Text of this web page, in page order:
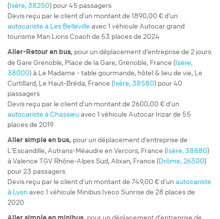
(Isère, 38250) pour 45 passagers
Devis reçu par le client d’un montant de 1890,00 € d’un
autocariste à Les Belleville avec 1 véhicule Autocar grand
tourisme Man Lions Coach de 53 places de 2024
Aller-Retouren bus, pour undéplacement d'entreprise de 2 jours
de Gare Grenoble, Place de la Gare, Grenoble, France (Isère,
38000) à Le Madame - table gourmande, hôtel & lieu de vie, Le
Curtillard, Le Haut-Bréda, France (Isère, 38580) pour 40
passagers
Devis reçu par le client d’un montant de 2600,00 € d’un
autocariste à Chassieu avec 1 véhicule Autocar Irizar de 55
places de 2019
Aller simpleen bus, pour undéplacement d'entreprise de
L'Escandille, Autrans-Méaudre en Vercors, France (Isère, 38880)
à Valence TGV Rhône-Alpes Sud, Alixan, France (Drôme, 26300)
pour 23 passagers
Devis reçu par le client d’un montant de 749,00 € d’un autocariste
à Lyon avec 1 véhicule Minibus Iveco Sunrise de 28 places de
2020
pour undéplacement d'entreprise de